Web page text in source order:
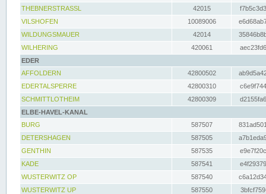
THEBNERSTRASSL
42015
VILSHOFEN
10089006
WILDUNGSMAUER
42014
WILHERING
420061
EDER
AFFOLDERN
42800502
EDERTALSPERRE
42800310
SCHMITTLOTHEIM
42800309
ELBE-HAVEL-KANAL
BURG
587507
DETERSHAGEN
587505
GENTHIN
587535
KADE
587541
WUSTERWITZ OP
587540
WUSTERWITZ UP
587550